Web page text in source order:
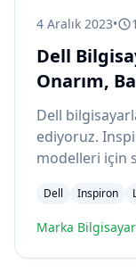
4 Aralık 2023•
Dell
Onarım,
Dell
ediyoruz.
modelleri için
Dell Inspiron
Marka